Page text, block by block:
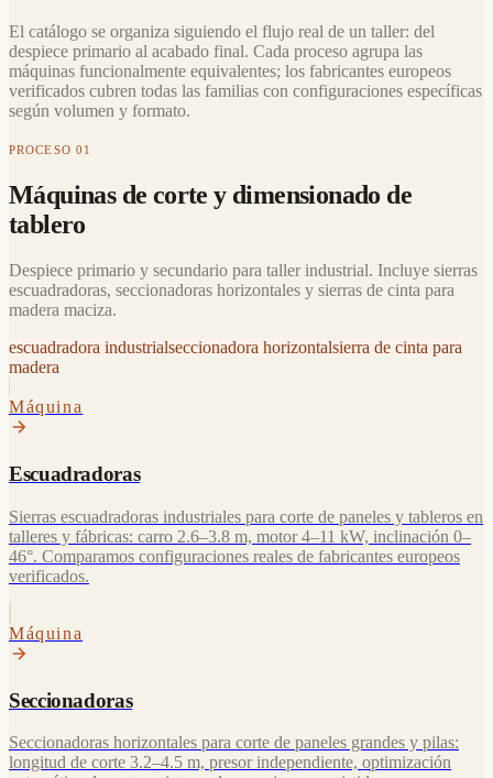
El catálogo se organiza siguiendo el flujo real de un taller: del
despiece primario al acabado final. Cada proceso agrupa las
máquinas funcionalmente equivalentes; los fabricantes europeos
verificados cubren todas las familias con configuraciones específicas
según volumen y formato.
PROCESO 01
Máquinas de corte y dimensionado de
tablero
Despiece primario y secundario para taller industrial. Incluye sierras
escuadradoras, seccionadoras horizontales y sierras de cinta para
madera maciza.
escuadradora industrialseccionadora horizontalsierra de cinta para
madera
Máquina
Escuadradoras
Sierras escuadradoras industriales para corte de paneles y tableros en
talleres y fábricas: carro 2.6–3.8 m, motor 4–11 kW, inclinación 0–
46°. Comparamos configuraciones reales de fabricantes europeos
verificados.
Máquina
Seccionadoras
Seccionadoras horizontales para corte de paneles grandes y pilas:
longitud de corte 3.2–4.5 m, presor independiente, optimización